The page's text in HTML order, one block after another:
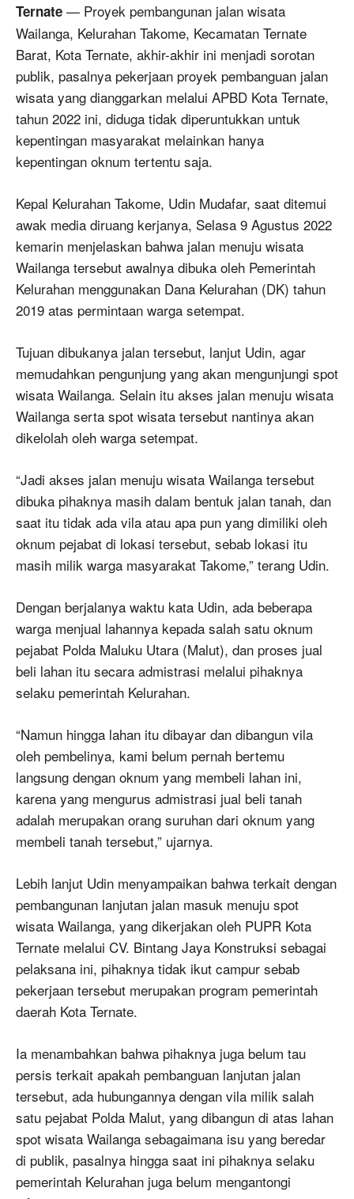
Ternate — Proyek pembangunan jalan wisata
Wailanga, Kelurahan Takome, Kecamatan Ternate
Barat, Kota Ternate, akhir-akhir ini menjadi sorotan
publik, pasalnya pekerjaan proyek pembanguan jalan
wisata yang dianggarkan melalui APBD Kota Ternate,
tahun 2022 ini, diduga tidak diperuntukkan untuk
kepentingan masyarakat melainkan hanya
kepentingan oknum tertentu saja.
Kepal Kelurahan Takome, Udin Mudafar, saat ditemui
awak media diruang kerjanya, Selasa 9 Agustus 2022
kemarin menjelaskan bahwa jalan menuju wisata
Wailanga tersebut awalnya dibuka oleh Pemerintah
Kelurahan menggunakan Dana Kelurahan (DK) tahun
2019 atas permintaan warga setempat.
Tujuan dibukanya jalan tersebut, lanjut Udin, agar
memudahkan pengunjung yang akan mengunjungi spot
wisata Wailanga. Selain itu akses jalan menuju wisata
Wailanga serta spot wisata tersebut nantinya akan
dikelolah oleh warga setempat.
“Jadi akses jalan menuju wisata Wailanga tersebut
dibuka pihaknya masih dalam bentuk jalan tanah, dan
saat itu tidak ada vila atau apa pun yang dimiliki oleh
oknum pejabat di lokasi tersebut, sebab lokasi itu
masih milik warga masyarakat Takome,” terang Udin.
Dengan berjalanya waktu kata Udin, ada beberapa
warga menjual lahannya kepada salah satu oknum
pejabat Polda Maluku Utara (Malut), dan proses jual
beli lahan itu secara admistrasi melalui pihaknya
selaku pemerintah Kelurahan.
“Namun hingga lahan itu dibayar dan dibangun vila
oleh pembelinya, kami belum pernah bertemu
langsung dengan oknum yang membeli lahan ini,
karena yang mengurus admistrasi jual beli tanah
adalah merupakan orang suruhan dari oknum yang
membeli tanah tersebut,” ujarnya.
Lebih lanjut Udin menyampaikan bahwa terkait dengan
pembangunan lanjutan jalan masuk menuju spot
wisata Wailanga, yang dikerjakan oleh PUPR Kota
Ternate melalui CV. Bintang Jaya Konstruksi sebagai
pelaksana ini, pihaknya tidak ikut campur sebab
pekerjaan tersebut merupakan program pemerintah
daerah Kota Ternate.
Ia menambahkan bahwa pihaknya juga belum tau
persis terkait apakah pembanguan lanjutan jalan
tersebut, ada hubungannya dengan vila milik salah
satu pejabat Polda Malut, yang dibangun di atas lahan
spot wisata Wailanga sebagaimana isu yang beredar
di publik, pasalnya hingga saat ini pihaknya selaku
pemerintah Kelurahan juga belum mengantongi